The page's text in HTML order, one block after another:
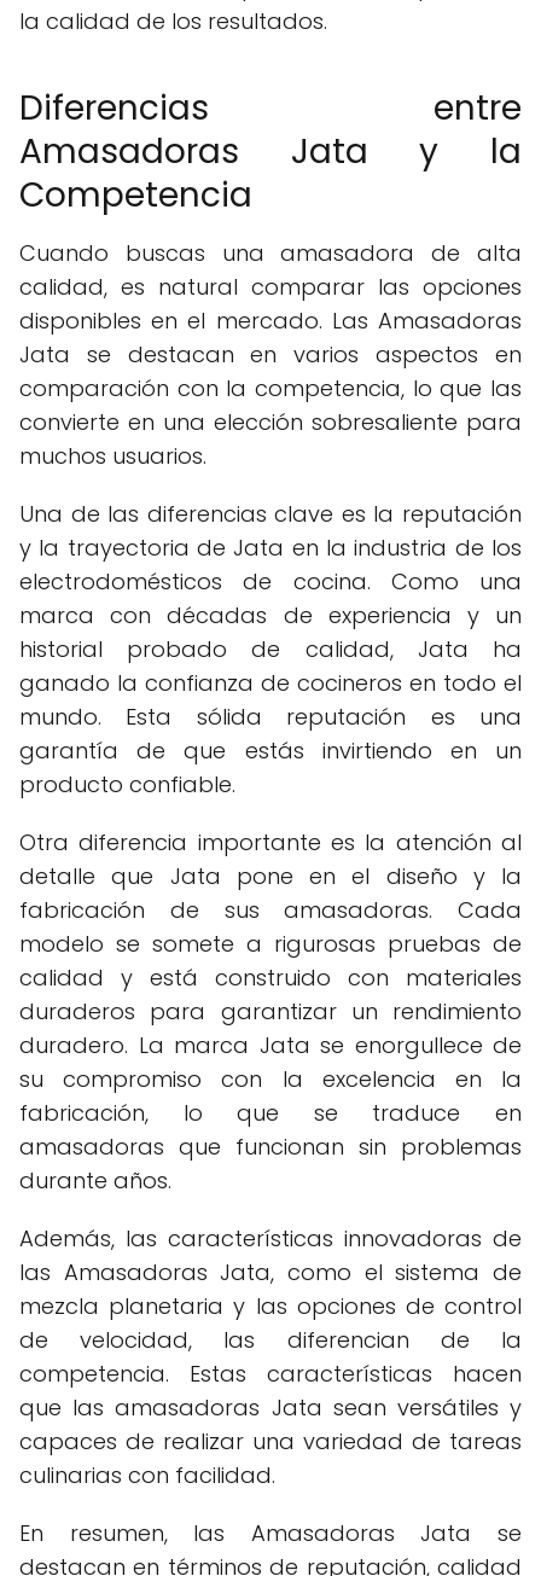
la calidad de los resultados.
Diferencias entre
Amasadoras Jata y la
Competencia
Cuando buscas una amasadora de alta
calidad, es natural comparar las opciones
disponibles en el mercado. Las Amasadoras
Jata se destacan en varios aspectos en
comparación con la competencia, lo que las
convierte en una elección sobresaliente para
muchos usuarios.
Una de las diferencias clave es la reputación
y la trayectoria de Jata en la industria de los
electrodomésticos de cocina. Como una
marca con décadas de experiencia y un
historial probado de calidad, Jata ha
ganado la confianza de cocineros en todo el
mundo. Esta sólida reputación es una
garantía de que estás invirtiendo en un
producto confiable.
Otra diferencia importante es la atención al
detalle que Jata pone en el diseño y la
fabricación de sus amasadoras. Cada
modelo se somete a rigurosas pruebas de
calidad y está construido con materiales
duraderos para garantizar un rendimiento
duradero. La marca Jata se enorgullece de
su compromiso con la excelencia en la
fabricación, lo que se traduce en
amasadoras que funcionan sin problemas
durante años.
Además, las características innovadoras de
las Amasadoras Jata, como el sistema de
mezcla planetaria y las opciones de control
de velocidad, las diferencian de la
competencia. Estas características hacen
que las amasadoras Jata sean versátiles y
capaces de realizar una variedad de tareas
culinarias con facilidad.
En resumen, las Amasadoras Jata se
destacan en términos de reputación, calidad